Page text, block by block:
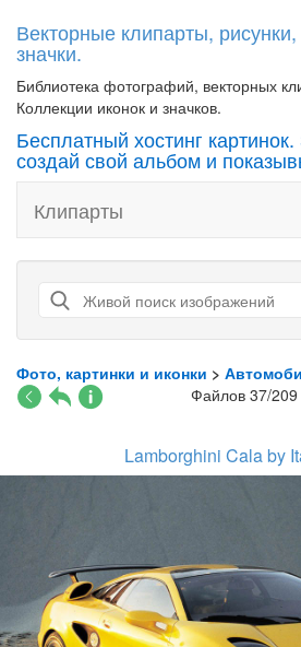
Векторные клипарты,
значки.
Библиотека фотографий, векторных
Коллекции иконок и значков.
Бесплатный хостинг
создай свой альбом и
Клипарты
Фото, картинки и иконки >
Файлов 37/209
Lamborghini Cala by